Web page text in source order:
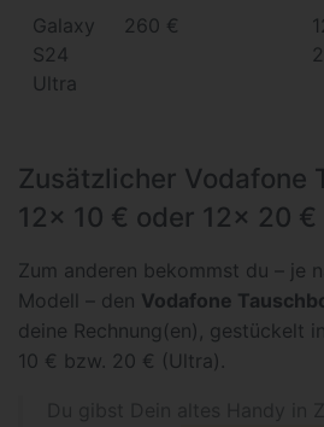
Galaxy
S24
Ultra
260 €
Zusätzlicher Vodafone
12x 10 € oder 12x 20 €
Zum anderen bekommst du – je
Modell – den Vodafone
deine Rechnung(en), gestückelt
10 € bzw. 20 € (Ultra).